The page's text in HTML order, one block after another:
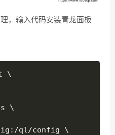
，输入代码安装青龙面板
: /ql /